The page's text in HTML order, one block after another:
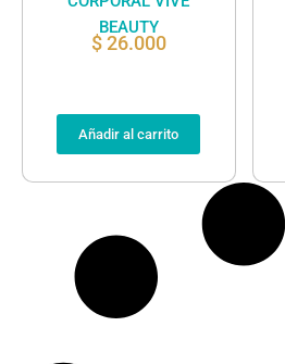
BEAUTY
$26.000
Añadir al carrito